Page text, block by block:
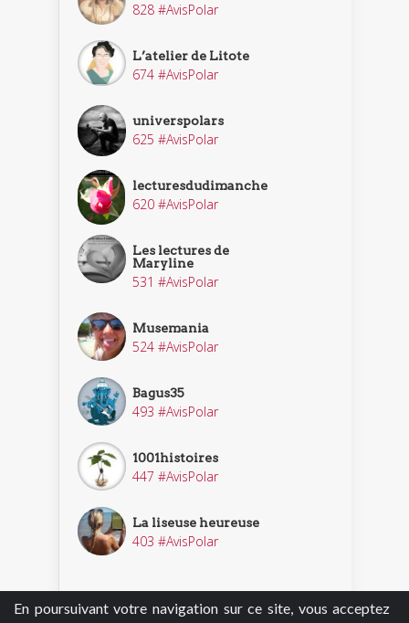
En poursuivant votre navigation sur ce site, vous acceptez
828 #AvisPolar
L’atelier de Litote
674 #AvisPolar
universpolars
625 #AvisPolar
lecturesdudimanche
620 #AvisPolar
Les lectures de
Maryline
531 #AvisPolar
Musemania
524 #AvisPolar
Bagus35
493 #AvisPolar
1001histoires
447 #AvisPolar
La liseuse heureuse
403 #AvisPolar
Découvrir nos enquêteurs